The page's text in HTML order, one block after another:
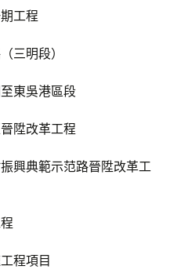
工程
三明段）
東吳港區段
陞改革工程
興典範示范路晉陞改革工
程項目